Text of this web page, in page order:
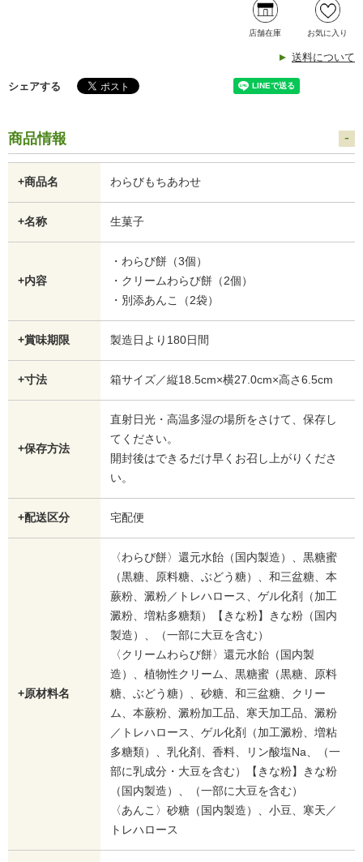
店舗在庫 お気に入り
送料について
シェアする
商品情報
+商品名 わらびもちあわせ
+名称 生菓子
+内容
・わらび餅（3個）
・クリームわらび餅（2個）
・別添あんこ（2袋）
+賞味期限 製造日より180日間
+寸法 箱サイズ／縦18.5cm×横27.0cm×高さ6.5cm
+保存方法
直射日光・高温多湿の場所をさけて、保存し
てください。
開封後はできるだけ早くお召し上がりくださ
い。
+配送区分 宅配便
+原材料名
〈わらび餅〉還元水飴（国内製造）、黒糖蜜
（黒糖、原料糖、ぶどう糖）、和三盆糖、本
蕨粉、澱粉／トレハロース、ゲル化剤（加工
澱粉、増粘多糖類）【きな粉】きな粉（国内
製造）、（一部に大豆を含む）
〈クリームわらび餅〉還元水飴（国内製
造）、植物性クリーム、黒糖蜜（黒糖、原料
糖、ぶどう糖）、砂糖、和三盆糖、クリー
ム、本蕨粉、澱粉加工品、寒天加工品、澱粉
／トレハロース、ゲル化剤（加工澱粉、増粘
多糖類）、乳化剤、香料、リン酸塩Na、（一
部に乳成分・大豆を含む）【きな粉】きな粉
（国内製造）、（一部に大豆を含む）
〈あんこ〉砂糖（国内製造）、小豆、寒天／
トレハロース